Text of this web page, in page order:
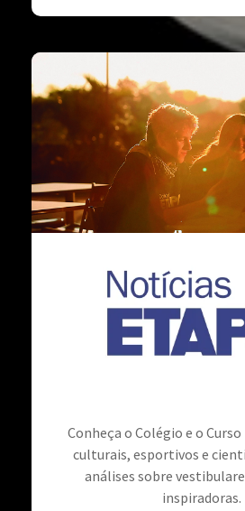
Conheça o Colégio e o
culturais, esportivos e
análises sobre
inspiradoras.